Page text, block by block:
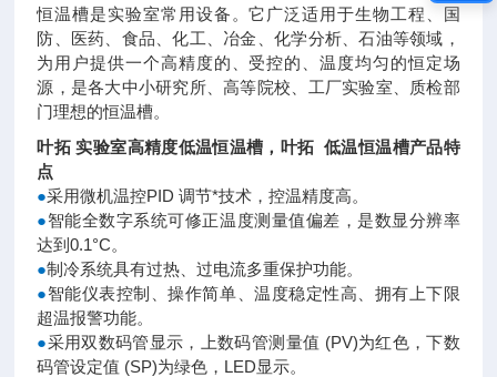
恒温槽是实验室常用设备。它广泛适用于生物工程、国
防、医药、食品、化工、冶金、化学分析、石油等领域，
为用户提供一个高精度的、受控的、温度均匀的恒定场
源，是各大中小研究所、高等院校、工厂实验室、质检部
门理想的恒温槽。
叶拓 实验室高精度低温恒温槽 ， 叶拓 低温恒温槽产品特
点
●采用微机温控PID 调节*技术，控温精度高。
●智能全数字系统可修正温度测量值偏差，是数显分辨率
达到0.1°C。
●制冷系统具有过热、过电流多重保护功能。
●智能仪表控制、操作简单、温度稳定性高、拥有上下限
超温报警功能。
●采用双数码管显示，上数码管测量值 (PV)为红色，下数
码管设定值 (SP)为绿色，LED显示。